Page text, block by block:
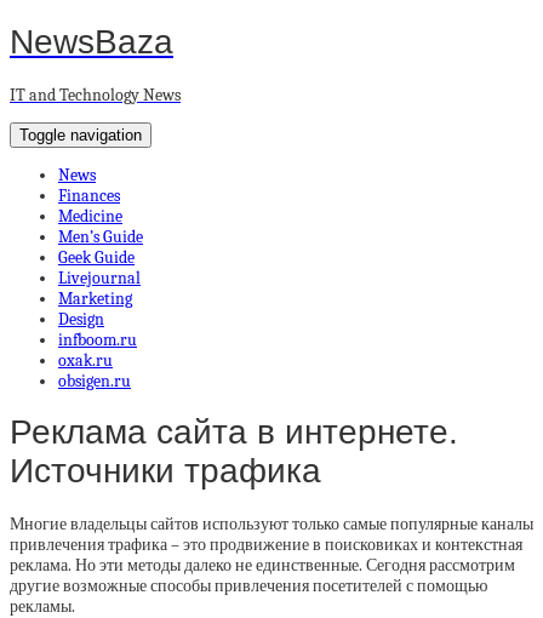
NewsBaza
IT and Technology News
Toggle navigation
News
Finances
Medicine
Men’s Guide
Geek Guide
Livejournal
Marketing
Design
infboom.ru
oxak.ru
obsigen.ru
Реклама сайта в интернете.
Источники трафика
Многие владельцы сайтов используют только самые популярные каналы
привлечения трафика – это продвижение в поисковиках и контекстная
реклама. Но эти методы далеко не единственные. Сегодня рассмотрим
другие возможные способы привлечения посетителей с помощью
рекламы.